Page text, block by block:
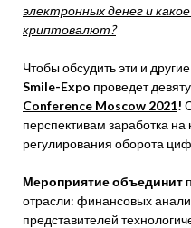
электронных денег и
криптовалют?
Чтобы обсудить эти и
Smile-Expo проведет
Conference Moscow 2021!
перспективам заработка
регулирования оборота
Мероприятие объединит
отрасли: финансовых
представителей